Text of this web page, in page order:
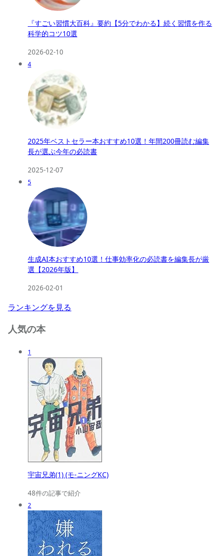
『すごい習慣大百科』要約【5分でわかる】続く習慣を作る
科学的コツ10選
2026-02-10
4
2025年ベストセラー本おすすめ10選！年間200冊読む編集
長が選ぶ今年の必読書
2025-12-07
5
生成AI本おすすめ10選！仕事効率化の必読書を編集長が厳
選【2026年版】
2026-02-01
ランキングを見る
人気の本
1
宇宙兄弟(1) (モ-ニングKC)
48件の記事で紹介
2